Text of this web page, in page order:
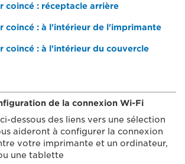
coincé : réceptacle arrière
coincé : à l'intérieur de l'imprimante
coincé : à l'intérieur du couvercle
de la connexion Wi-Fi
dessous des liens vers une sélection
aideront à configurer la connexion
votre imprimante et un ordinateur,
une tablette